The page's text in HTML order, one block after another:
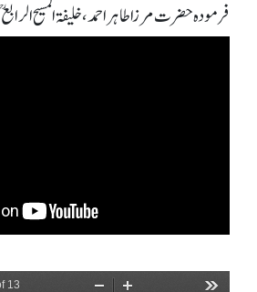
فرمودہ حضرت مرزا طاہر احمد، خلیفۃ المسیح الرابعؒ